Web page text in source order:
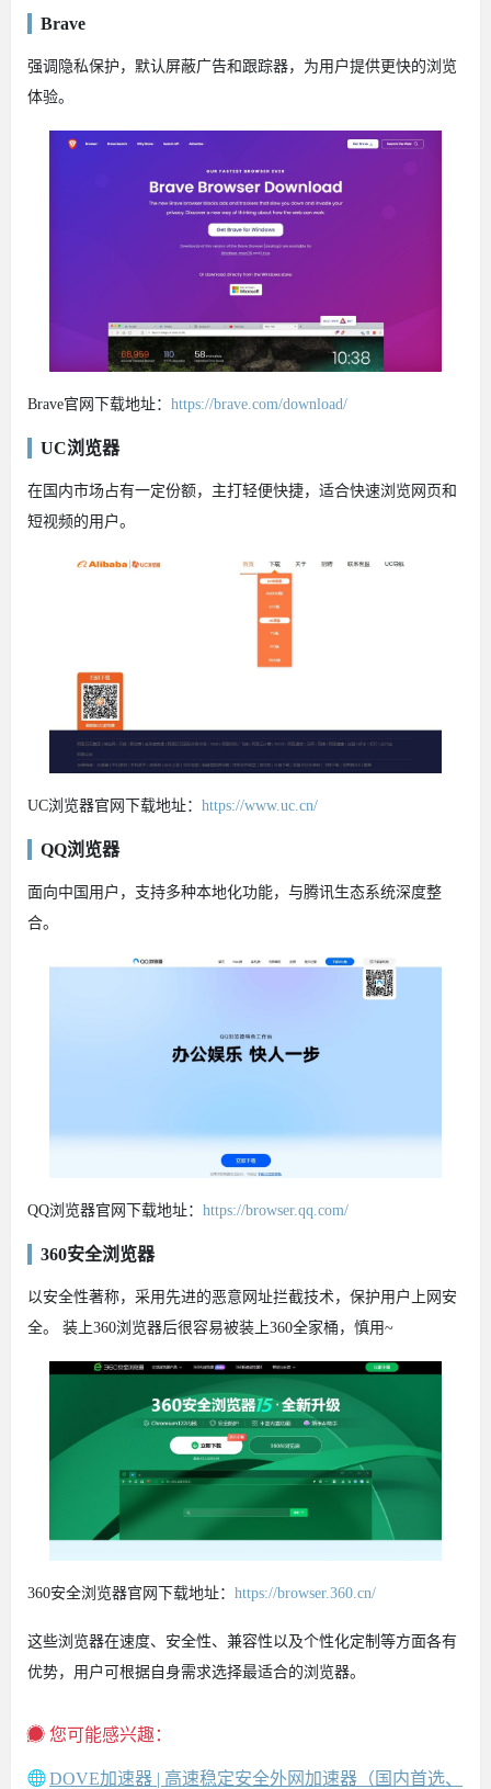
Brave
强调隐私保护，默认屏蔽广告和跟踪器，为用户提供更快的浏览
体验。
Brave官网下载地址： https://brave.com/download/
UC浏览器
在国内市场占有一定份额，主打轻便快捷，适合快速浏览网页和
短视频的用户。
UC浏览器官网下载地址： https://www.uc.cn/
QQ浏览器
面向中国用户，支持多种本地化功能，与腾讯生态系统深度整
合。
QQ浏览器官网下载地址： https://browser.qq.com/
360安全浏览器
以安全性著称，采用先进的恶意网址拦截技术，保护用户上网安
全。 装上360浏览器后很容易被装上360全家桶，慎用~
360安全浏览器官网下载地址： https://browser.360.cn/
这些浏览器在速度、安全性、兼容性以及个性化定制等方面各有
优势，用户可根据自身需求选择最适合的浏览器。
您可能感兴趣：
DOVE加速器 | 高速稳定安全外网加速器（国内首选、